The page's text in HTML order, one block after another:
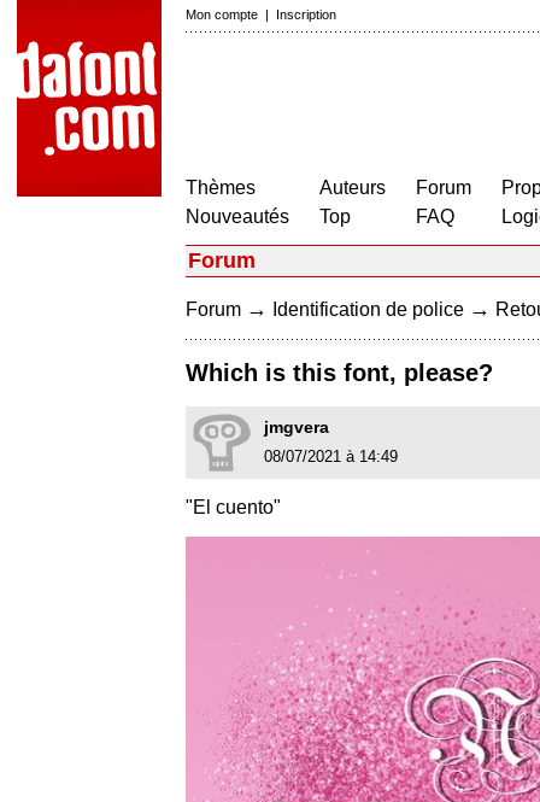
Mon compte | Inscription
Thèmes
Nouveautés
Auteurs
Top
Forum
FAQ
Forum
Forum → Identification de police →
Which is this font, please?
jmgvera
08/07/2021 à 14:49
"El cuento"